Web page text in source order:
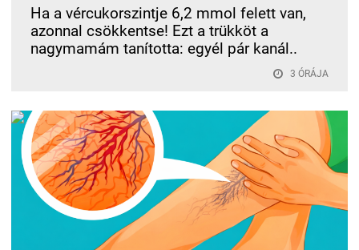
Ha a vércukorszintje 6,2 mmol felett van,
azonnal csökkentse! Ezt a trükköt a
nagymamám tanította: egyél pár kanál..
3 ÓRÁJA